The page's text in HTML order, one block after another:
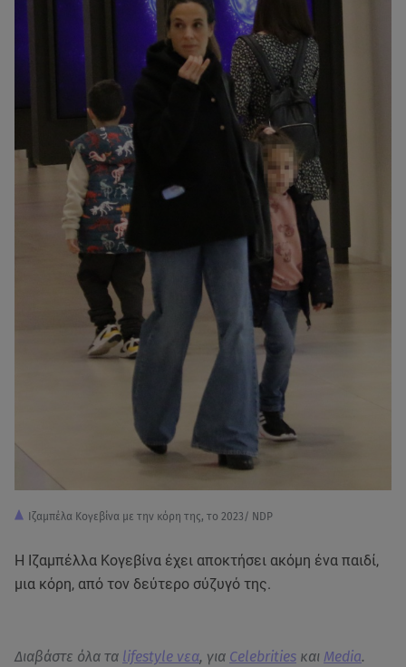
Ιζαμπέλα Κογεβίνα με την κόρη της, το 2023/ NDP
Η Ιζαμπέλλα Κογεβίνα έχει αποκτήσει ακόμη ένα παιδί,
μια κόρη, από τον δεύτερο σύζυγό της.
Διαβάστε όλα τα lifestyle νεα, για Celebrities και Media.